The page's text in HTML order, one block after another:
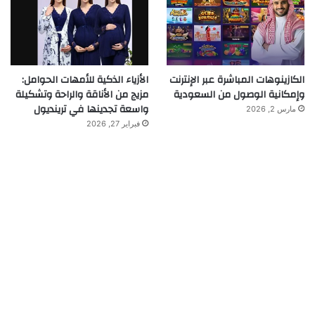
الكازينوهات المباشرة عبر الإنترنت
وإمكانية الوصول من السعودية
مارس 2, 2026
الأزياء الذكية للأمهات الحوامل:
مزيج من الأناقة والراحة وتشكيلة
واسعة تجدينها في ترينديول
فبراير 27, 2026